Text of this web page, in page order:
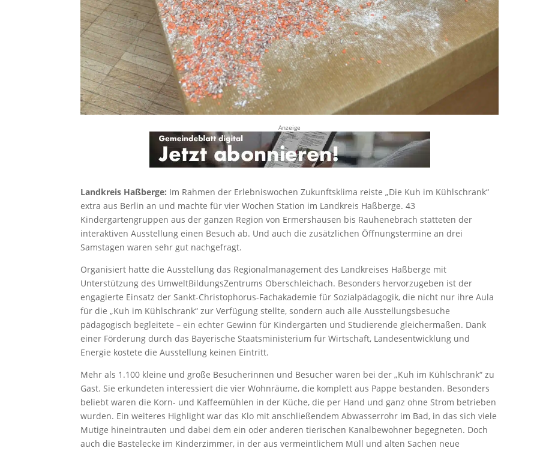
Anzeige
Landkreis Haßberge: Im Rahmen der Erlebniswochen Zukunftsklima reiste „Die Kuh im Kühlschrank“
extra aus Berlin an und machte für vier Wochen Station im Landkreis Haßberge. 43
Kindergartengruppen aus der ganzen Region von Ermershausen bis Rauhenebrach statteten der
interaktiven Ausstellung einen Besuch ab. Und auch die zusätzlichen Öffnungstermine an drei
Samstagen waren sehr gut nachgefragt.
Organisiert hatte die Ausstellung das Regionalmanagement des Landkreises Haßberge mit
Unterstützung des UmweltBildungsZentrums Oberschleichach. Besonders hervorzugeben ist der
engagierte Einsatz der Sankt-Christophorus-Fachakademie für Sozialpädagogik, die nicht nur ihre Aula
für die „Kuh im Kühlschrank“ zur Verfügung stellte, sondern auch alle Ausstellungsbesuche
pädagogisch begleitete – ein echter Gewinn für Kindergärten und Studierende gleichermaßen. Dank
einer Förderung durch das Bayerische Staatsministerium für Wirtschaft, Landesentwicklung und
Energie kostete die Ausstellung keinen Eintritt.
Mehr als 1.100 kleine und große Besucherinnen und Besucher waren bei der „Kuh im Kühlschrank“ zu
Gast. Sie erkundeten interessiert die vier Wohnräume, die komplett aus Pappe bestanden. Besonders
beliebt waren die Korn- und Kaffeemühlen in der Küche, die per Hand und ganz ohne Strom betrieben
wurden. Ein weiteres Highlight war das Klo mit anschließendem Abwasserrohr im Bad, in das sich viele
Mutige hineintrauten und dabei dem ein oder anderen tierischen Kanalbewohner begegneten. Doch
auch die Bastelecke im Kinderzimmer, in der aus vermeintlichem Müll und alten Sachen neue